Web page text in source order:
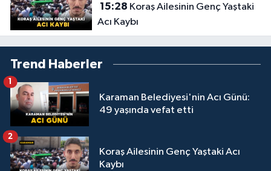
15:28
Acı Kaybı
Trend Haberler
Karaman Belediyesi'nin Acı Günü:
49 yaşında vefat etti
1
Koraş Ailesinin Genç Yaştaki Acı
Kaybı
2